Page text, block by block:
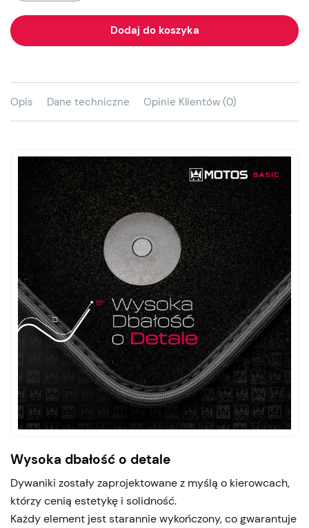
Dodaj do koszyka
Opis Dane techniczne Opinie Klientów (0)
Wysoka dbałość o detale
Dywaniki zostały zaprojektowane z myślą o kierowcach,
którzy cenią estetykę i solidność.
Każdy element jest starannie wykończony, co gwarantuje